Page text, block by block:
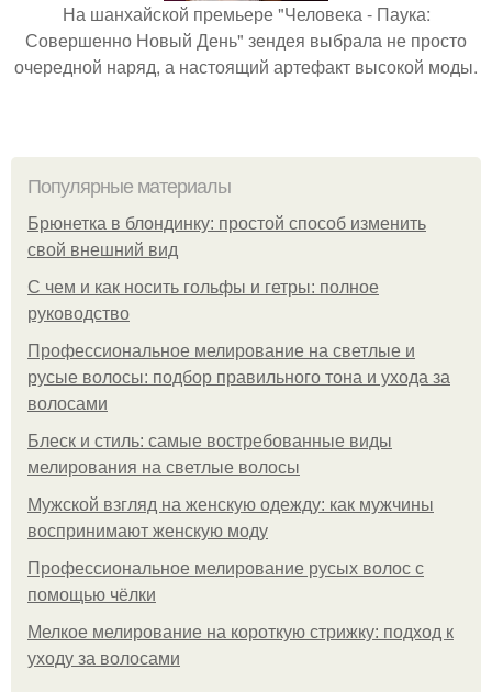
На шанхайской премьере "Человека - Паука:
Совершенно Новый День" зендея выбрала не просто
очередной наряд, а настоящий артефакт высокой моды.
Популярные материалы
Брюнетка в блондинку: простой способ изменить
свой внешний вид
С чем и как носить гольфы и гетры: полное
руководство
Профессиональное мелирование на светлые и
русые волосы: подбор правильного тона и ухода за
волосами
Блеск и стиль: самые востребованные виды
мелирования на светлые волосы
Мужской взгляд на женскую одежду: как мужчины
воспринимают женскую моду
Профессиональное мелирование русых волос с
помощью чёлки
Мелкое мелирование на короткую стрижку: подход к
уходу за волосами